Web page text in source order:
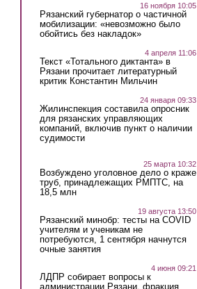
16 ноября 10:05
Рязанский губернатор о частичной
мобилизации: «невозможно было
обойтись без накладок»
4 апреля 11:06
Текст «Тотального диктанта» в
Рязани прочитает литературный
критик Константин Мильчин
24 января 09:33
Жилинспекция составила опросник
для рязанских управляющих
компаний, включив пункт о наличии
судимости
25 марта 10:32
Возбуждено уголовное дело о краже
труб, принадлежащих РМПТС, на
18,5 млн
19 августа 13:50
Рязанский минобр: тесты на COVID
учителям и ученикам не
потребуются, 1 сентября начнутся
очные занятия
4 июня 09:21
ЛДПР собирает вопросы к
администрации Рязани, фракция